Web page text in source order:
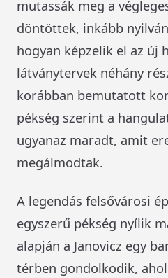
mutassák meg a
döntöttek, inkább
hogyan képzelik el az új
látványtervek néhány
korábban bemutatott
pékség szerint a
ugyanaz maradt, amit
megálmodtak.
A legendás felsővárosi
egyszerű pékség nyílik
alapján a Janovicz egy
térben gondolkodik,